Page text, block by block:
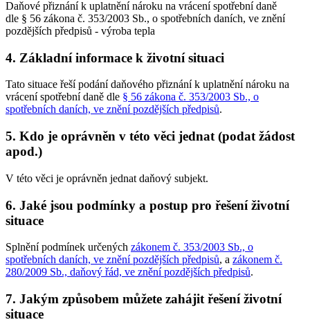
Daňové přiznání k uplatnění nároku na vrácení spotřební daně
dle § 56 zákona č. 353/2003 Sb., o spotřebních daních, ve znění
pozdějších předpisů - výroba tepla
4. Základní informace k životní situaci
Tato situace řeší podání daňového přiznání k uplatnění nároku na
vrácení spotřební daně dle § 56 zákona č. 353/2003 Sb., o
spotřebních daních, ve znění pozdějších předpisů.
5. Kdo je oprávněn v této věci jednat (podat žádost
apod.)
V této věci je oprávněn jednat daňový subjekt.
6. Jaké jsou podmínky a postup pro řešení životní
situace
Splnění podmínek určených zákonem č. 353/2003 Sb., o
spotřebních daních, ve znění pozdějších předpisů, a zákonem č.
280/2009 Sb., daňový řád, ve znění pozdějších předpisů.
7. Jakým způsobem můžete zahájit řešení životní
situace